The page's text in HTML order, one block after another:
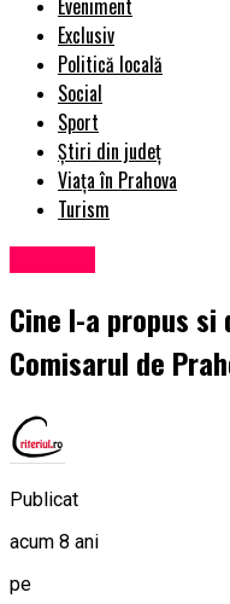
Eveniment
Exclusiv
Politică locală
Social
Sport
Știri din județ
Viața în Prahova
Turism
Cine l-a propus
Comisarul de
Publicat
acum 8 ani
pe